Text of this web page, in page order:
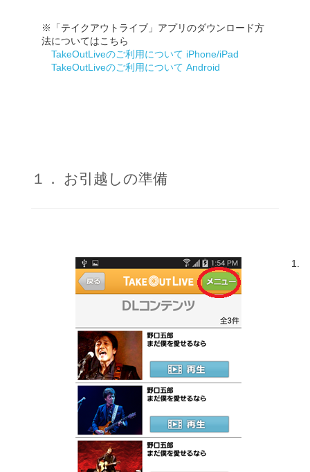
※「テイクアウトライブ」アプリのダウンロード方
法についてはこちら
TakeOutLiveのご利用について iPhone/iPad
TakeOutLiveのご利用について Android
１． お引越しの準備
1.